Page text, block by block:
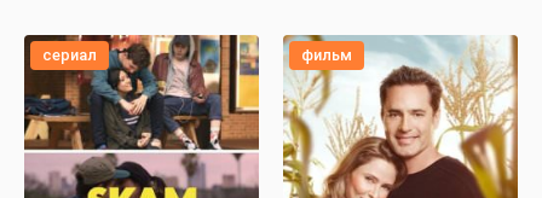
сериал фильм